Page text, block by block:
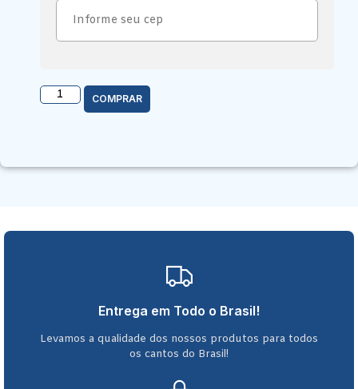
COMPRAR
Entrega em Todo o Brasil!
Levamos a qualidade dos nossos produtos para todos
os cantos do Brasil!